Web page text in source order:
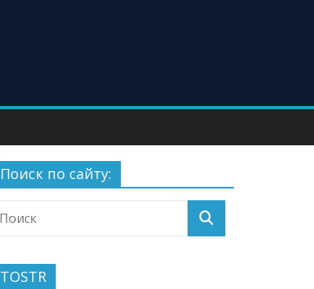
Поиск по сайту:
TOSTR